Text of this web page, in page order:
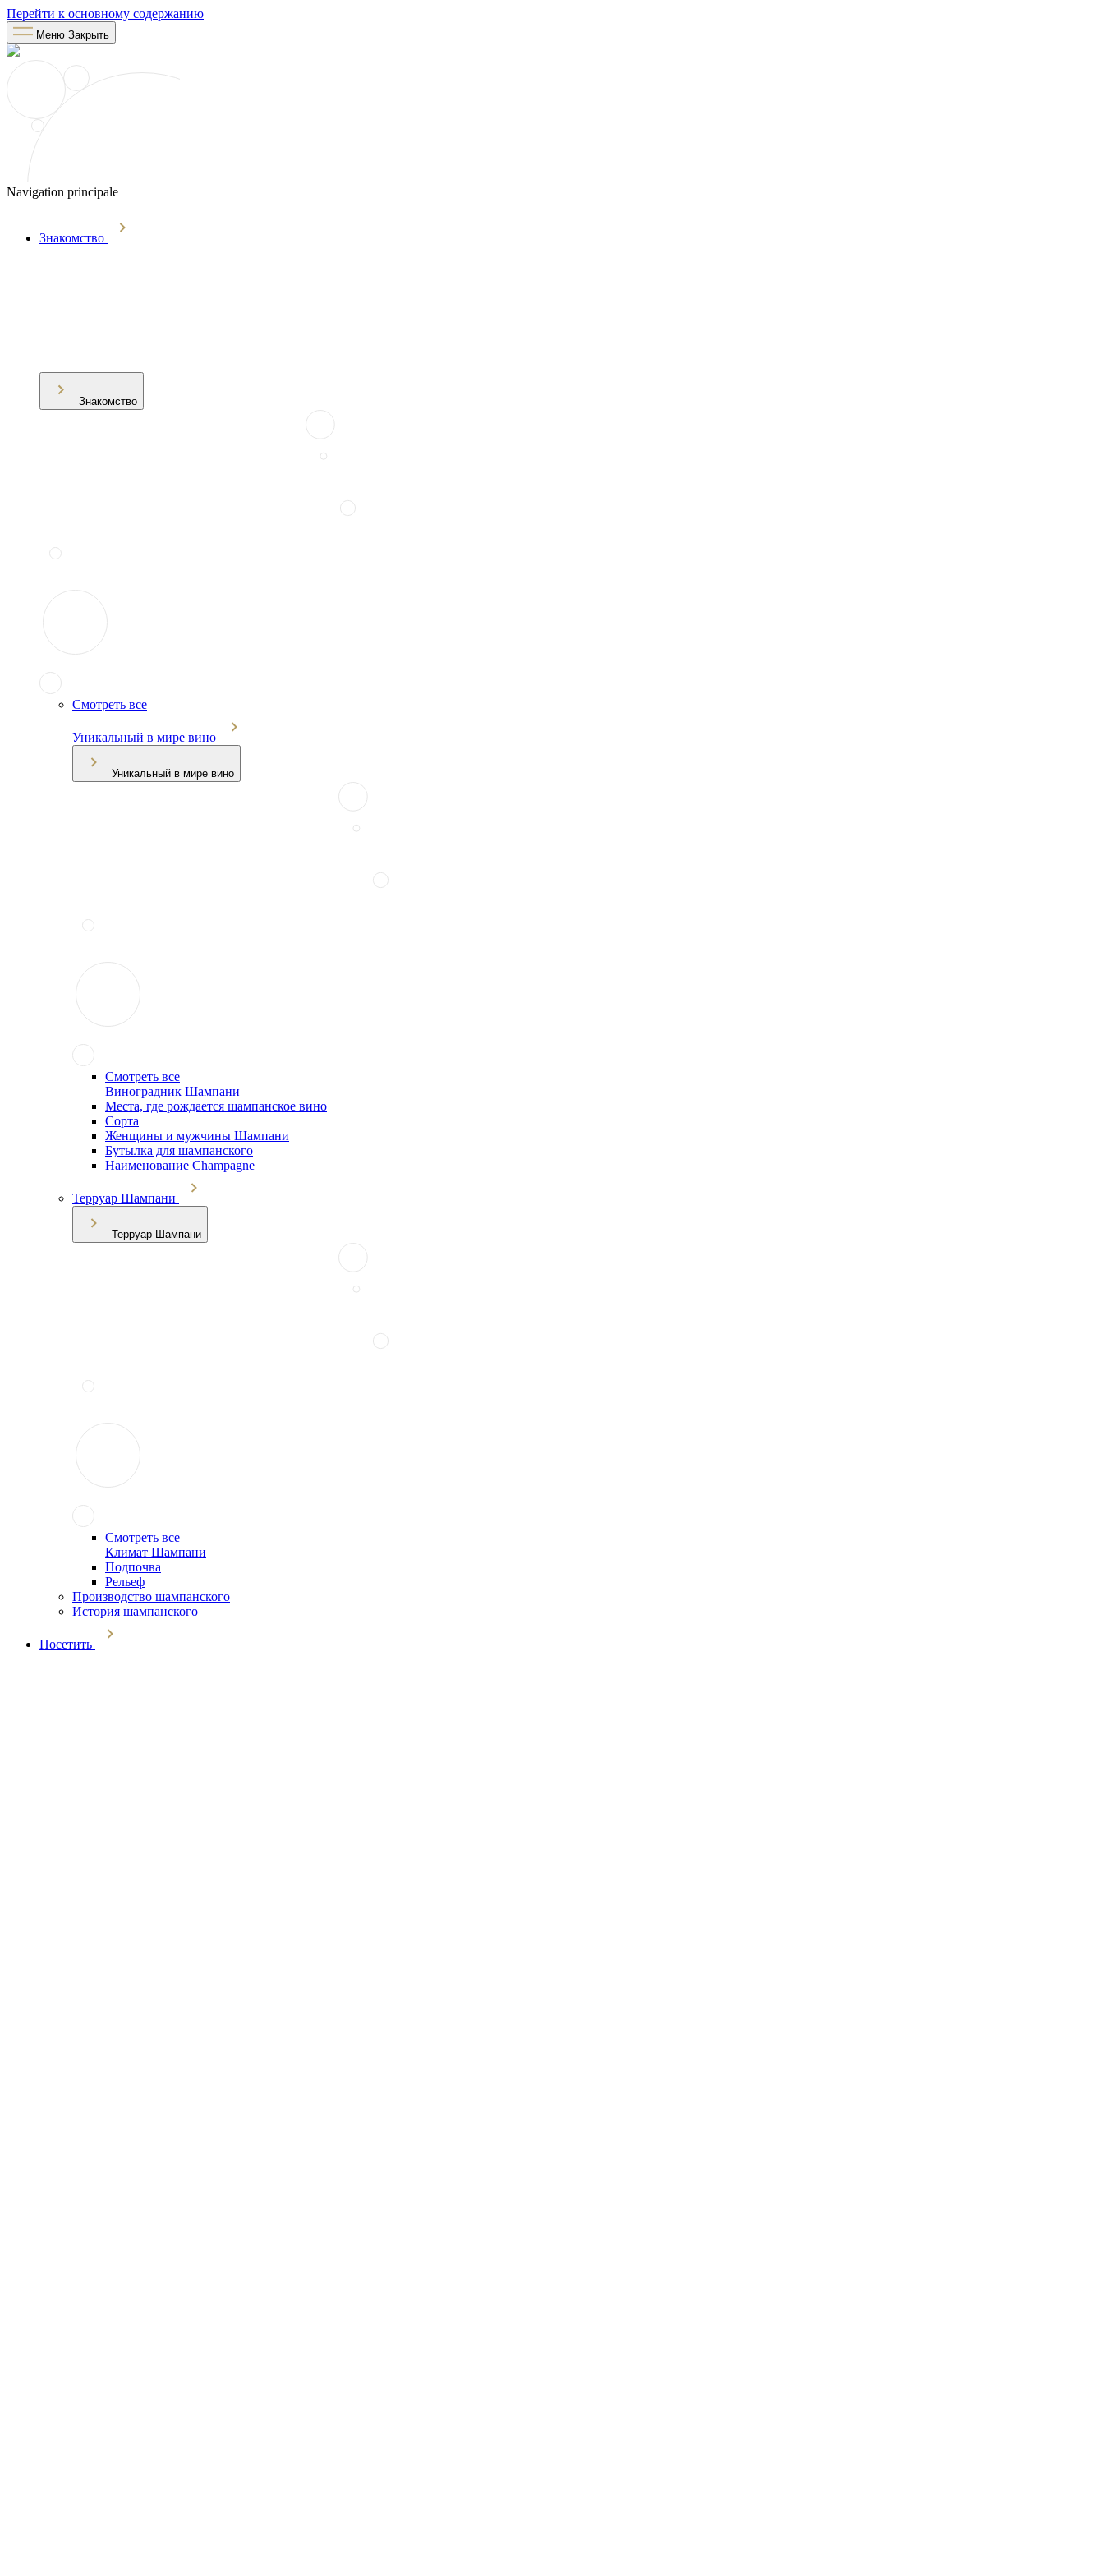
Перейти к основному содержанию
Меню Закрыть
Navigation principale
Знакомство
Знакомство
Смотреть все
Уникальный в мире вино
Уникальный в мире вино
Смотреть все
Виноградник Шампани
Места, где рождается шампанское вино
Сорта
Женщины и мужчины Шампани
Бутылка для шампанского
Наименование Champagne
Терруар Шампани
Терруар Шампани
Смотреть все
Климат Шампани
Подпочва
Рельеф
Производство шампанского
История шампанского
Посетить